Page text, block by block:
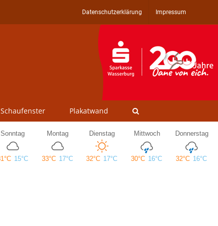
Datenschutzerklärung Impressum
Schaufenster Plakatwand